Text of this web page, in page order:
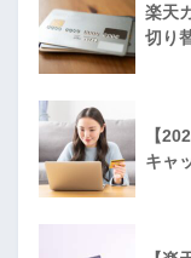
楽天
切り
【
キャ